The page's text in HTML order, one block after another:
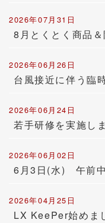
2026年07月31日
8月とくとく商品
2026年06月26日
台風接近に伴う臨
2026年06月24日
若手研修を実施し
2026年06月02日
6月3日(水) 午前
2026年04月25日
LX KeePer始めま